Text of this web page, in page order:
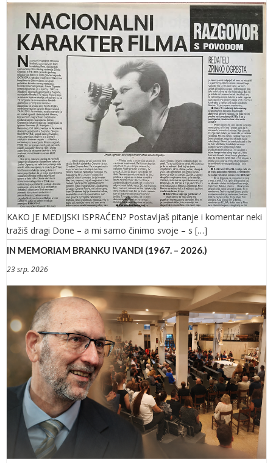
KAKO JE MEDIJSKI ISPRAĆEN? Postavljaš pitanje i komentar neki
tražiš dragi Done – a mi samo činimo svoje – s […]
IN MEMORIAM BRANKU IVANDI (1967. – 2026.)
23 srp. 2026